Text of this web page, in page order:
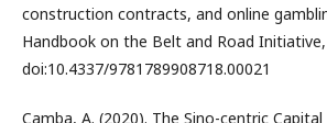
construction contracts, and online
Handbook on the Belt and Road
doi:10.4337/9781789908718.00021
Camba, A. (2020). The Sino-centric